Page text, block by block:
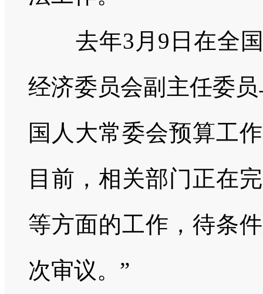
去年3月9日在全
经济委员会副主任委
国人大常委会预算工
目前，相关部门正在
等方面的工作，待条
次审议。”